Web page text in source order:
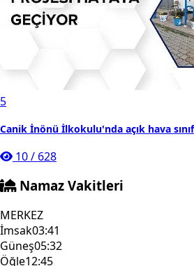
5
Canik İnönü İlkokulu'nda açık hava
10/ 628
Namaz Vakitleri
MERKEZ
İmsak03:41
Güneş05:32
Öğle12:45